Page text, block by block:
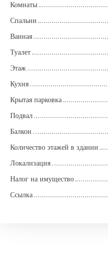
Комнаты
Спальни
Ванная
Туалет
Этаж
Кухня
Крытая парковка
Подвал
Балкон
Количество этажей в здании
Локализация
Налог на имущество
Ссылка